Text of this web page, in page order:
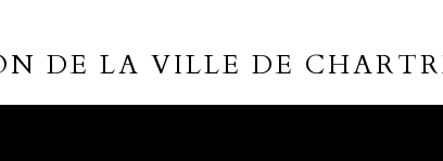
DE LA VILLE DE